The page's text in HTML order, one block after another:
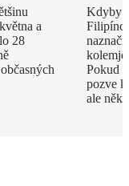
a
28
Kdyby
Filipínci
Pokud
pozve k
ale